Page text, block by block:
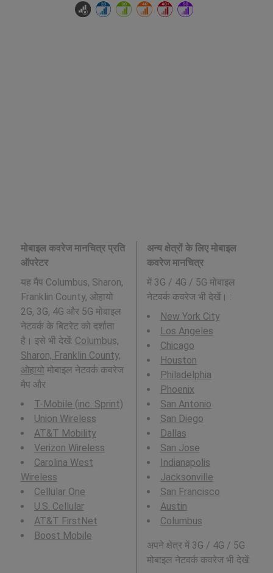
मोबाइल कवरेज मानचित्र प्रति
ऑपरेटर
यह मैप Columbus, Sharon,
Franklin County, ओहायो
2G, 3G, 4G और 5G मोबाइल
नेटवर्क के बिटरेट को दर्शाता
है। इसे भी देखें: Columbus,
Sharon, Franklin County,
ओहायोमोबाइल नेटवर्क कवरेज
मैप और
T-Mobile (inc. Sprint)
Union Wireless
AT&T Mobility
Verizon Wireless
Carolina West
Wireless
Cellular One
U.S. Cellular
AT&T FirstNet
Boost Mobile
अन्य क्षेत्रों के लिए मोबाइल
कवरेज मानचित्र
में 3G / 4G / 5G मोबाइल
नेटवर्क कवरेज भी देखें। :
New York City
Los Angeles
Chicago
Houston
Philadelphia
Phoenix
San Antonio
San Diego
Dallas
San Jose
Indianapolis
Jacksonville
San Francisco
Austin
Columbus
अपने क्षेत्र में 3G / 4G / 5G
मोबाइल नेटवर्क कवरेज भी देखें: